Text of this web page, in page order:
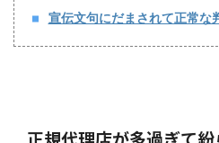
宣伝文句にだまされて正常な